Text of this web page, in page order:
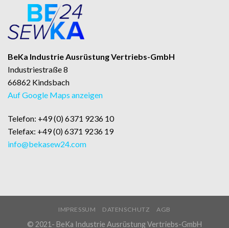
BeKa Industrie Ausrüstung Vertriebs-GmbH
Industriestraße 8
66862 Kindsbach
Auf Google Maps anzeigen
Telefon: +49 (0) 6371 9236 10
Telefax: +49 (0) 6371 9236 19
info@bekasew24.com
IMPRESSUM DATENSCHUTZ AGB
© 2021- BeKa Industrie Ausrüstung Vertriebs-GmbH